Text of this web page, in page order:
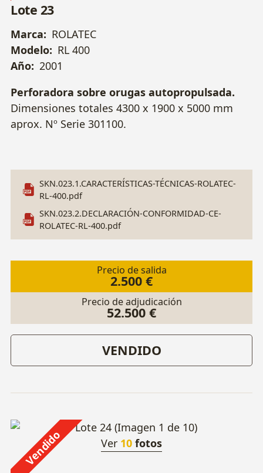
Lote 23
Marca: ROLATEC
Modelo: RL 400
Año: 2001
Perforadora sobre orugas autopropulsada.
Dimensiones totales 4300 x 1900 x 5000 mm
aprox. Nº Serie 301100.
SKN.023.1.CARACTERÍSTICAS-TÉCNICAS-ROLATEC-
RL-400.pdf
SKN.023.2.DECLARACIÓN-CONFORMIDAD-CE-
ROLATEC-RL-400.pdf
Precio de salida
2.500 €
Precio de adjudicación
52.500 €
VENDIDO
Vendido Ver 10 fotos